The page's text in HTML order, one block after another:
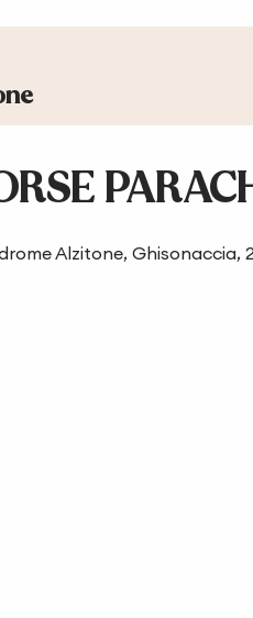
Alzitone, Ghisonaccia,